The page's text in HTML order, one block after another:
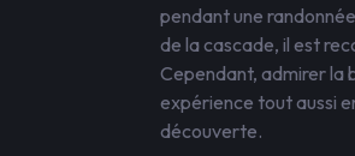
pendant une
de la cascade, il est
Cependant, admirer la
expérience tout aussi
découverte.